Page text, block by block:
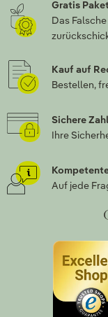
Gratis
Das
Kauf auf
Bestellen,
Sichere
Ihre
Auf jede